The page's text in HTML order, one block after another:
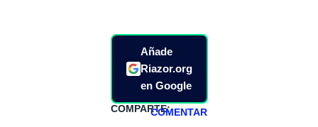
Añade
Riazor.org
en Google
COMPARTE:COMENTAR